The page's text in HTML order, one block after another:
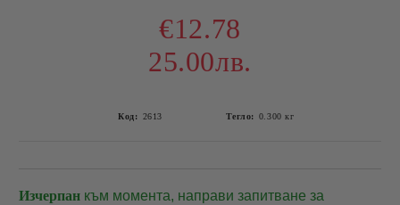
€12.78
25.00лв.
Код: 2613 Тегло: 0.300 кг
Изчерпан към момента, направи запитване за